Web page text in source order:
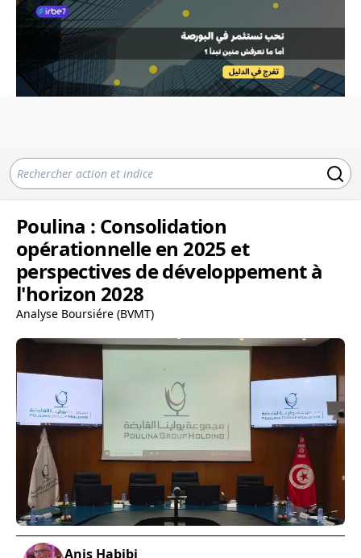
Poulina : Consolidation
opérationnelle en 2025 et
perspectives de développement à
l'horizon 2028
Analyse Boursiére (BVMT)
Anis Habibi